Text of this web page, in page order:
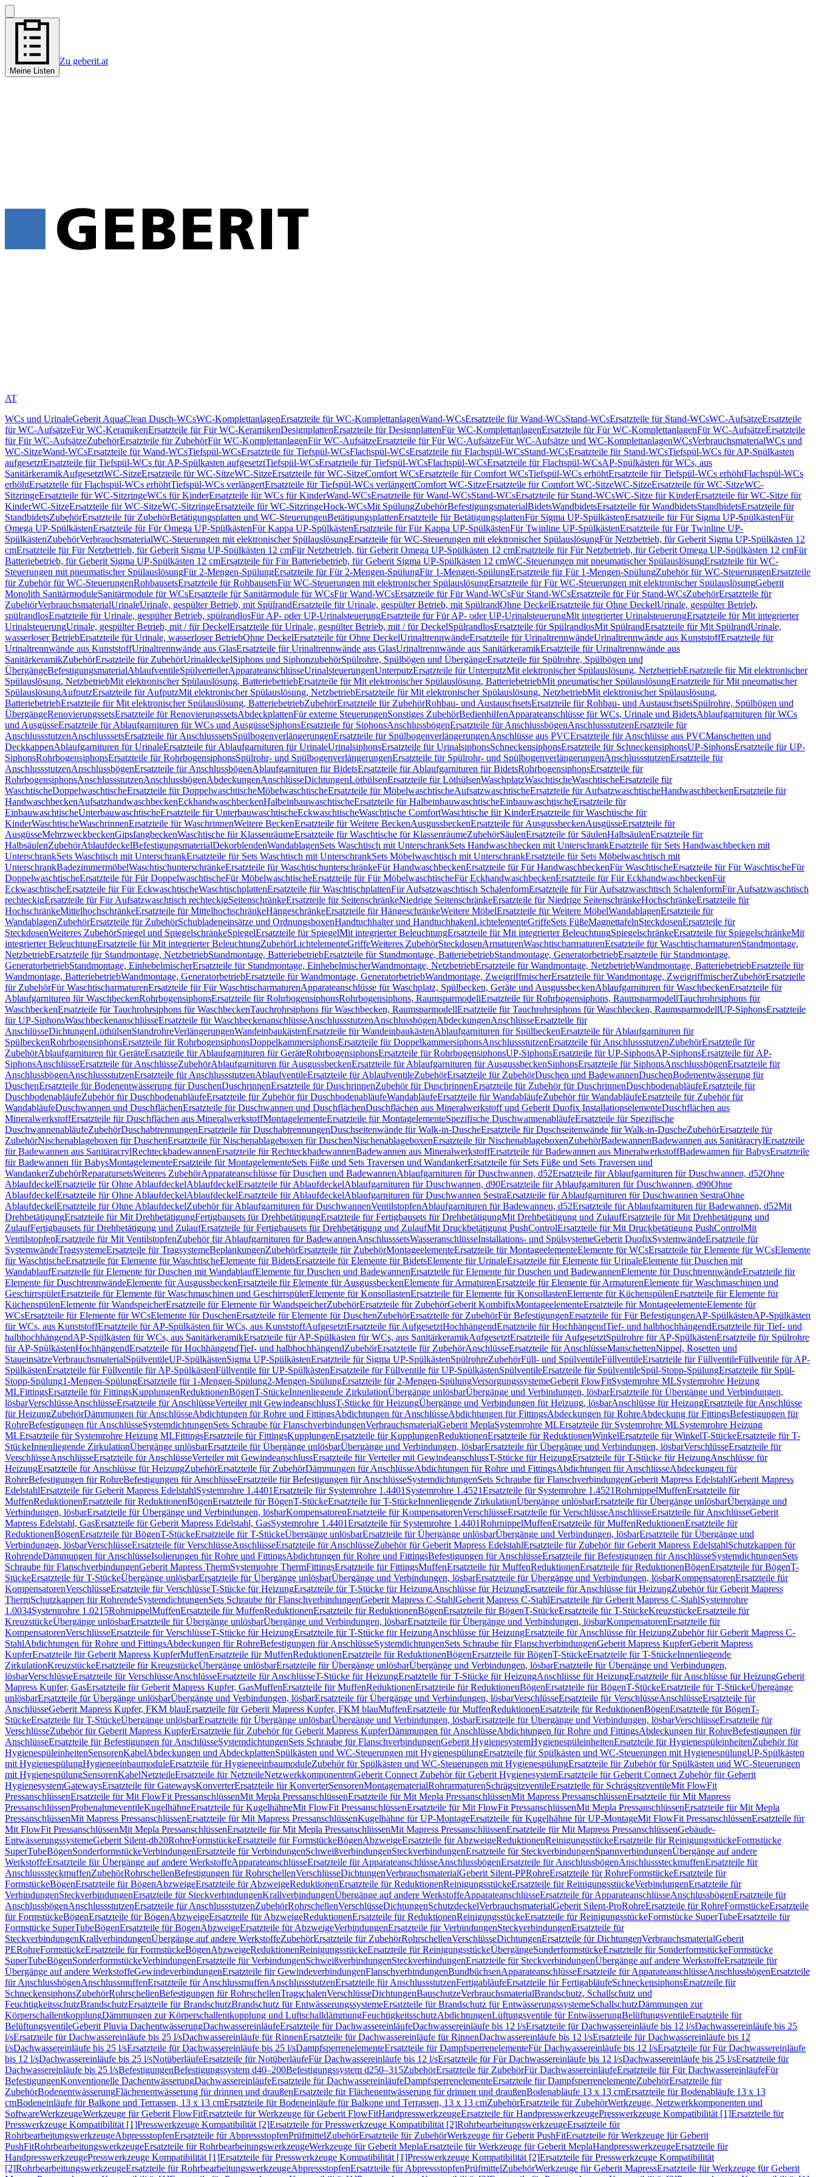
Meine Listen
Zu geberit.at
AT
WCs und UrinaleGeberit AquaClean Dusch-WCsWC-KomplettanlagenErsatzteile für WC-KomplettanlagenWand-WCsErsatzteile für Wand-WCsStand-WCsErsatzteile für Stand-WCsWC-AufsätzeErsatzteile
für WC-AufsätzeFür WC-KeramikenErsatzteile für Für WC-KeramikenDesignplattenErsatzteile für DesignplattenFür WC-KomplettanlagenErsatzteile für Für WC-KomplettanlagenFür WC-AufsätzeErsatzteile
für Für WC-AufsätzeZubehörErsatzteile für ZubehörFür WC-KomplettanlagenFür WC-AufsätzeErsatzteile für Für WC-AufsätzeFür WC-Aufsätze und WC-KomplettanlagenWCsVerbrauchsmaterialWCs und
WC-SitzeWand-WCsErsatzteile für Wand-WCsTiefspül-WCsErsatzteile für Tiefspül-WCsFlachspül-WCsErsatzteile für Flachspül-WCsStand-WCsErsatzteile für Stand-WCsTiefspül-WCs für AP-Spülkasten
aufgesetztErsatzteile für Tiefspül-WCs für AP-Spülkasten aufgesetztTiefspül-WCsErsatzteile für Tiefspül-WCsFlachspül-WCsErsatzteile für Flachspül-WCsAP-Spülkästen für WCs, aus
SanitärkeramikAufgesetztWC-SitzeErsatzteile für WC-SitzeWC-SitzeErsatzteile für WC-SitzeComfort WCsErsatzteile für Comfort WCsTiefspül-WCs erhöhtErsatzteile für Tiefspül-WCs erhöhtFlachspül-WCs
erhöhtErsatzteile für Flachspül-WCs erhöhtTiefspül-WCs verlängertErsatzteile für Tiefspül-WCs verlängertComfort WC-SitzeErsatzteile für Comfort WC-SitzeWC-SitzeErsatzteile für WC-SitzeWC-
SitzringeErsatzteile für WC-SitzringeWCs für KinderErsatzteile für WCs für KinderWand-WCsErsatzteile für Wand-WCsStand-WCsErsatzteile für Stand-WCsWC-Sitze für KinderErsatzteile für WC-Sitze für
KinderWC-SitzeErsatzteile für WC-SitzeWC-SitzringeErsatzteile für WC-SitzringeHock-WCsMit SpülungZubehörBefestigungsmaterialBidetsWandbidetsErsatzteile für WandbidetsStandbidetsErsatzteile für
StandbidetsZubehörErsatzteile für ZubehörBetätigungsplatten und WC-SteuerungenBetätigungsplattenErsatzteile für BetätigungsplattenFür Sigma UP-SpülkästenErsatzteile für Für Sigma UP-SpülkästenFür
Omega UP-SpülkästenErsatzteile für Für Omega UP-SpülkästenFür Kappa UP-SpülkästenErsatzteile für Für Kappa UP-SpülkästenFür Twinline UP-SpülkästenErsatzteile für Für Twinline UP-
SpülkästenZubehörVerbrauchsmaterialWC-Steuerungen mit elektronischer SpülauslösungErsatzteile für WC-Steuerungen mit elektronischer SpülauslösungFür Netzbetrieb, für Geberit Sigma UP-Spülkästen 12
cmErsatzteile für Für Netzbetrieb, für Geberit Sigma UP-Spülkästen 12 cmFür Netzbetrieb, für Geberit Omega UP-Spülkästen 12 cmErsatzteile für Für Netzbetrieb, für Geberit Omega UP-Spülkästen 12 cmFür
Batteriebetrieb, für Geberit Sigma UP-Spülkästen 12 cmErsatzteile für Für Batteriebetrieb, für Geberit Sigma UP-Spülkästen 12 cmWC-Steuerungen mit pneumatischer SpülauslösungErsatzteile für WC-
Steuerungen mit pneumatischer SpülauslösungFür 2-Mengen-SpülungErsatzteile für Für 2-Mengen-SpülungFür 1-Mengen-SpülungErsatzteile für Für 1-Mengen-SpülungZubehör für WC-SteuerungenErsatzteile
für Zubehör für WC-SteuerungenRohbausetsErsatzteile für RohbausetsFür WC-Steuerungen mit elektronischer SpülauslösungErsatzteile für Für WC-Steuerungen mit elektronischer SpülauslösungGeberit
Monolith SanitärmoduleSanitärmodule für WCsErsatzteile für Sanitärmodule für WCsFür Wand-WCsErsatzteile für Für Wand-WCsFür Stand-WCsErsatzteile für Für Stand-WCsZubehörErsatzteile für
ZubehörVerbrauchsmaterialUrinaleUrinale, gespülter Betrieb, mit SpülrandErsatzteile für Urinale, gespülter Betrieb, mit SpülrandOhne DeckelErsatzteile für Ohne DeckelUrinale, gespülter Betrieb,
spülrandlosErsatzteile für Urinale, gespülter Betrieb, spülrandlosFür AP- oder UP-UrinalsteuerungErsatzteile für Für AP- oder UP-UrinalsteuerungMit integrierter UrinalsteuerungErsatzteile für Mit integrierter
UrinalsteuerungUrinale, gespülter Betrieb, mit / für DeckelErsatzteile für Urinale, gespülter Betrieb, mit / für DeckelSpülrandlosErsatzteile für SpülrandlosMit SpülrandErsatzteile für Mit SpülrandUrinale,
wasserloser BetriebErsatzteile für Urinale, wasserloser BetriebOhne DeckelErsatzteile für Ohne DeckelUrinaltrennwändeErsatzteile für UrinaltrennwändeUrinaltrennwände aus KunststoffErsatzteile für
Urinaltrennwände aus KunststoffUrinaltrennwände aus GlasErsatzteile für Urinaltrennwände aus GlasUrinaltrennwände aus SanitärkeramikErsatzteile für Urinaltrennwände aus
SanitärkeramikZubehörErsatzteile für ZubehörUrinaldeckelSiphons und SiphonzubehörSpülrohre, Spülbögen und ÜbergängeErsatzteile für Spülrohre, Spülbögen und
ÜbergängeBefestigungsmaterialAblaufventileSpülverteilerApparateanschlüsseUrinalsteuerungenUnterputzErsatzteile für UnterputzMit elektronischer Spülauslösung, NetzbetriebErsatzteile für Mit elektronischer
Spülauslösung, NetzbetriebMit elektronischer Spülauslösung, BatteriebetriebErsatzteile für Mit elektronischer Spülauslösung, BatteriebetriebMit pneumatischer SpülauslösungErsatzteile für Mit pneumatischer
SpülauslösungAufputzErsatzteile für AufputzMit elektronischer Spülauslösung, NetzbetriebErsatzteile für Mit elektronischer Spülauslösung, NetzbetriebMit elektronischer Spülauslösung,
BatteriebetriebErsatzteile für Mit elektronischer Spülauslösung, BatteriebetriebZubehörErsatzteile für ZubehörRohbau- und AustauschsetsErsatzteile für Rohbau- und AustauschsetsSpülrohre, Spülbögen und
ÜbergängeRenovierungssetsErsatzteile für RenovierungssetsAbdeckplattenFür externe SteuerungenSonstiges ZubehörBedienhilfenApparateanschlüsse für WCs, Urinale und BidetsAblaufgarnituren für WCs
und AusgüsseErsatzteile für Ablaufgarnituren für WCs und AusgüsseSiphonsErsatzteile für SiphonsAnschlussbögenErsatzteile für AnschlussbögenAnschlussstutzenErsatzteile für
AnschlussstutzenAnschlusssetsErsatzteile für AnschlusssetsSpülbogenverlängerungenErsatzteile für SpülbogenverlängerungenAnschlüsse aus PVCErsatzteile für Anschlüsse aus PVCManschetten und
DeckkappenAblaufgarnituren für UrinaleErsatzteile für Ablaufgarnituren für UrinaleUrinalsiphonsErsatzteile für UrinalsiphonsSchneckensiphonsErsatzteile für SchneckensiphonsUP-SiphonsErsatzteile für UP-
SiphonsRohrbogensiphonsErsatzteile für RohrbogensiphonsSpülrohr- und SpülbogenverlängerungenErsatzteile für Spülrohr- und SpülbogenverlängerungenAnschlussstutzenErsatzteile für
AnschlussstutzenAnschlussbögenErsatzteile für AnschlussbögenAblaufgarnituren für BidetsErsatzteile für Ablaufgarnituren für BidetsRohrbogensiphonsErsatzteile für
RohrbogensiphonsAnschlussstutzenAnschlussbögenAbdeckungenAnschlüsseDichtungenLöthülsenErsatzteile für LöthülsenWaschplatzWaschtischeWaschtischeErsatzteile für
WaschtischeDoppelwaschtischeErsatzteile für DoppelwaschtischeMöbelwaschtischeErsatzteile für MöbelwaschtischeAufsatzwaschtischeErsatzteile für AufsatzwaschtischeHandwaschbeckenErsatzteile für
HandwaschbeckenAufsatzhandwaschbeckenEckhandwaschbeckenHalbeinbauwaschtischeErsatzteile für HalbeinbauwaschtischeEinbauwaschtischeErsatzteile für
EinbauwaschtischeUnterbauwaschtischeErsatzteile für UnterbauwaschtischeEckwaschtischeWaschtische ComfortWaschtische für KinderErsatzteile für Waschtische für
KinderWaschtischeWaschrinnenErsatzteile für WaschrinnenWeitere BeckenErsatzteile für Weitere BeckenAusgussbeckenErsatzteile für AusgussbeckenAusgüsseErsatzteile für
AusgüsseMehrzweckbeckenGipsfangbeckenWaschtische für KlassenräumeErsatzteile für Waschtische für KlassenräumeZubehörSäulenErsatzteile für SäulenHalbsäulenErsatzteile für
HalbsäulenZubehörAblaufdeckelBefestigungsmaterialDekorblendenWandablagenSets Waschtisch mit UnterschrankSets Handwaschbecken mit UnterschrankErsatzteile für Sets Handwaschbecken mit
UnterschrankSets Waschtisch mit UnterschrankErsatzteile für Sets Waschtisch mit UnterschrankSets Möbelwaschtisch mit UnterschrankErsatzteile für Sets Möbelwaschtisch mit
UnterschrankBadezimmermöbelWaschtischunterschränkeErsatzteile für WaschtischunterschränkeFür HandwaschbeckenErsatzteile für Für HandwaschbeckenFür WaschtischeErsatzteile für Für WaschtischeFür
DoppelwaschtischeErsatzteile für Für DoppelwaschtischeFür MöbelwaschtischeErsatzteile für Für MöbelwaschtischeFür EckhandwaschbeckenErsatzteile für Für EckhandwaschbeckenFür
EckwaschtischeErsatzteile für Für EckwaschtischeWaschtischplattenErsatzteile für WaschtischplattenFür Aufsatzwaschtisch SchalenformErsatzteile für Für Aufsatzwaschtisch SchalenformFür Aufsatzwaschtisch
rechteckigErsatzteile für Für Aufsatzwaschtisch rechteckigSeitenschränkeErsatzteile für SeitenschränkeNiedrige SeitenschränkeErsatzteile für Niedrige SeitenschränkeHochschränkeErsatzteile für
HochschränkeMittelhochschränkeErsatzteile für MittelhochschränkeHängeschränkeErsatzteile für HängeschränkeWeitere MöbelErsatzteile für Weitere MöbelWandablagenErsatzteile für
WandablagenZubehörErsatzteile für ZubehörSchubladeneinsätze und OrdnungsboxenHandtuchhalter und HandtuchhakenLichtelementeGriffeSets FüßeMagnettafelnSteckdosenErsatzteile für
SteckdosenWeiteres ZubehörSpiegel und SpiegelschränkeSpiegelErsatzteile für SpiegelMit integrierter BeleuchtungErsatzteile für Mit integrierter BeleuchtungSpiegelschränkeErsatzteile für SpiegelschränkeMit
integrierter BeleuchtungErsatzteile für Mit integrierter BeleuchtungZubehörLichtelementeGriffeWeiteres ZubehörSteckdosenArmaturenWaschtischarmaturenErsatzteile für WaschtischarmaturenStandmontage,
NetzbetriebErsatzteile für Standmontage, NetzbetriebStandmontage, BatteriebetriebErsatzteile für Standmontage, BatteriebetriebStandmontage, GeneratorbetriebErsatzteile für Standmontage,
GeneratorbetriebStandmontage, EinhebelmischerErsatzteile für Standmontage, EinhebelmischerWandmontage, NetzbetriebErsatzteile für Wandmontage, NetzbetriebWandmontage, BatteriebetriebErsatzteile für
Wandmontage, BatteriebetriebWandmontage, GeneratorbetriebErsatzteile für Wandmontage, GeneratorbetriebWandmontage, ZweigriffmischerErsatzteile für Wandmontage, ZweigriffmischerZubehörErsatzteile
für ZubehörFür WaschtischarmaturenErsatzteile für Für WaschtischarmaturenApparateanschlüsse für Waschplatz, Spülbecken, Geräte und AusgussbeckenAblaufgarnituren für WaschbeckenErsatzteile für
Ablaufgarnituren für WaschbeckenRohrbogensiphonsErsatzteile für RohrbogensiphonsRohrbogensiphons, RaumsparmodellErsatzteile für Rohrbogensiphons, RaumsparmodellTauchrohrsiphons für
WaschbeckenErsatzteile für Tauchrohrsiphons für WaschbeckenTauchrohrsiphons für Waschbecken, RaumsparmodellErsatzteile für Tauchrohrsiphons für Waschbecken, RaumsparmodellUP-SiphonsErsatzteile
für UP-SiphonsWaschbeckenanschlüsseErsatzteile für WaschbeckenanschlüsseAnschlussstutzenAnschlussbögenAbdeckungenAnschlüsseErsatzteile für
AnschlüsseDichtungenLöthülsenStandrohreVerlängerungenWandeinbaukästenErsatzteile für WandeinbaukästenAblaufgarnituren für SpülbeckenErsatzteile für Ablaufgarnituren für
SpülbeckenRohrbogensiphonsErsatzteile für RohrbogensiphonsDoppelkammersiphonsErsatzteile für DoppelkammersiphonsAnschlussstutzenErsatzteile für AnschlussstutzenZubehörErsatzteile für
ZubehörAblaufgarnituren für GeräteErsatzteile für Ablaufgarnituren für GeräteRohrbogensiphonsErsatzteile für RohrbogensiphonsUP-SiphonsErsatzteile für UP-SiphonsAP-SiphonsErsatzteile für AP-
SiphonsAnschlüsseErsatzteile für AnschlüsseZubehörAblaufgarnituren für AusgussbeckenErsatzteile für Ablaufgarnituren für AusgussbeckenSiphonsErsatzteile für SiphonsAnschlussbögenErsatzteile für
AnschlussbögenAnschlussstutzenErsatzteile für AnschlussstutzenAblaufventileErsatzteile für AblaufventileZubehörErsatzteile für ZubehörDuschen und BadewannenDuschenBodenentwässerung für
DuschenErsatzteile für Bodenentwässerung für DuschenDuschrinnenErsatzteile für DuschrinnenZubehör für DuschrinnenErsatzteile für Zubehör für DuschrinnenDuschbodenabläufeErsatzteile für
DuschbodenabläufeZubehör für DuschbodenabläufeErsatzteile für Zubehör für DuschbodenabläufeWandabläufeErsatzteile für WandabläufeZubehör für WandabläufeErsatzteile für Zubehör für
WandabläufeDuschwannen und DuschflächenErsatzteile für Duschwannen und DuschflächenDuschflächen aus Mineralwerkstoff und Geberit Duofix InstallationselementeDuschflächen aus
MineralwerkstoffErsatzteile für Duschflächen aus MineralwerkstoffMontagelementeErsatzteile für MontagelementeSpezifische DuschwannenabläufeErsatzteile für Spezifische
DuschwannenabläufeZubehörDuschabtrennungenErsatzteile für DuschabtrennungenDuschseitenwände für Walk-in-DuscheErsatzteile für Duschseitenwände für Walk-in-DuscheZubehörErsatzteile für
ZubehörNischenablageboxen für DuschenErsatzteile für Nischenablageboxen für DuschenNischenablageboxenErsatzteile für NischenablageboxenZubehörBadewannenBadewannen aus SanitäracrylErsatzteile
für Badewannen aus SanitäracrylRechteckbadewannenErsatzteile für RechteckbadewannenBadewannen aus MineralwerkstoffErsatzteile für Badewannen aus MineralwerkstoffBadewannen für BabysErsatzteile
für Badewannen für BabysMontagelementeErsatzteile für MontagelementeSets Füße und Sets Traversen und WandankerErsatzteile für Sets Füße und Sets Traversen und
WandankerZubehörReparatursetsWeiteres ZubehörApparateanschlüsse für Duschen und BadewannenAblaufgarnituren für Duschwannen, d52Ersatzteile für Ablaufgarnituren für Duschwannen, d52Ohne
AblaufdeckelErsatzteile für Ohne AblaufdeckelAblaufdeckelErsatzteile für AblaufdeckelAblaufgarnituren für Duschwannen, d90Ersatzteile für Ablaufgarnituren für Duschwannen, d90Ohne
AblaufdeckelErsatzteile für Ohne AblaufdeckelAblaufdeckelErsatzteile für AblaufdeckelAblaufgarnituren für Duschwannen SestraErsatzteile für Ablaufgarnituren für Duschwannen SestraOhne
AblaufdeckelErsatzteile für Ohne AblaufdeckelZubehör für Ablaufgarnituren für DuschwannenVentilstopfenAblaufgarnituren für Badewannen, d52Ersatzteile für Ablaufgarnituren für Badewannen, d52Mit
DrehbetätigungErsatzteile für Mit DrehbetätigungFertigbausets für DrehbetätigungErsatzteile für Fertigbausets für DrehbetätigungMit Drehbetätigung und ZulaufErsatzteile für Mit Drehbetätigung und
ZulaufFertigbausets für Drehbetätigung und ZulaufErsatzteile für Fertigbausets für Drehbetätigung und ZulaufMit Druckbetätigung PushControlErsatzteile für Mit Druckbetätigung PushControlMit
VentilstopfenErsatzteile für Mit VentilstopfenZubehör für Ablaufgarnituren für BadewannenAnschlusssetsWasseranschlüsseInstallations- und SpülsystemeGeberit DuofixSystemwändeErsatzteile für
SystemwändeTragsystemeErsatzteile für TragsystemeBeplankungenZubehörErsatzteile für ZubehörMontageelementeErsatzteile für MontageelementeElemente für WCsErsatzteile für Elemente für WCsElemente
für WaschtischeErsatzteile für Elemente für WaschtischeElemente für BidetsErsatzteile für Elemente für BidetsElemente für UrinaleErsatzteile für Elemente für UrinaleElemente für Duschen mit
WandablaufErsatzteile für Elemente für Duschen mit WandablaufElemente für Duschen und BadewannenErsatzteile für Elemente für Duschen und BadewannenElemente für DuschtrennwändeErsatzteile für
Elemente für DuschtrennwändeElemente für AusgussbeckenErsatzteile für Elemente für AusgussbeckenElemente für ArmaturenErsatzteile für Elemente für ArmaturenElemente für Waschmaschinen und
GeschirrspülerErsatzteile für Elemente für Waschmaschinen und GeschirrspülerElemente für KonsollastenErsatzteile für Elemente für KonsollastenElemente für KüchenspülenErsatzteile für Elemente für
KüchenspülenElemente für WandspeicherErsatzteile für Elemente für WandspeicherZubehörErsatzteile für ZubehörGeberit KombifixMontageelementeErsatzteile für MontageelementeElemente für
WCsErsatzteile für Elemente für WCsElemente für DuschenErsatzteile für Elemente für DuschenZubehörErsatzteile für ZubehörFür BefestigungenErsatzteile für Für BefestigungenAP-SpülkästenAP-Spülkästen
für WCs, aus KunststoffErsatzteile für AP-Spülkästen für WCs, aus KunststoffAufgesetztErsatzteile für AufgesetztHochhängendErsatzteile für HochhängendTief- und halbhochhängendErsatzteile für Tief- und
halbhochhängendAP-Spülkästen für WCs, aus SanitärkeramikErsatzteile für AP-Spülkästen für WCs, aus SanitärkeramikAufgesetztErsatzteile für AufgesetztSpülrohre für AP-SpülkästenErsatzteile für Spülrohre
für AP-SpülkästenHochhängendErsatzteile für HochhängendTief- und halbhochhängendZubehörErsatzteile für ZubehörAnschlüsseErsatzteile für AnschlüsseManschettenNippel, Rosetten und
StaueinsätzeVerbrauchsmaterialSpülventileUP-SpülkästenSigma UP-SpülkästenErsatzteile für Sigma UP-SpülkästenSpülrohreZubehörFüll- und SpülventileFüllventileErsatzteile für FüllventileFüllventile für AP-
SpülkästenErsatzteile für Füllventile für AP-SpülkästenFüllventile für UP-SpülkästenErsatzteile für Füllventile für UP-SpülkästenSpülventileErsatzteile für SpülventileSpül-Stopp-SpülungErsatzteile für Spül-
Stopp-Spülung1-Mengen-SpülungErsatzteile für 1-Mengen-Spülung2-Mengen-SpülungErsatzteile für 2-Mengen-SpülungVersorgungssystemeGeberit FlowFitSystemrohre MLSystemrohre Heizung
MLFittingsErsatzteile für FittingsKupplungenReduktionenBögenT-StückeInnenliegende ZirkulationÜbergänge unlösbarÜbergänge und Verbindungen, lösbarErsatzteile für Übergänge und Verbindungen,
lösbarVerschlüsseAnschlüsseErsatzteile für AnschlüsseVerteiler mit GewindeanschlussT-Stücke für HeizungÜbergänge und Verbindungen für Heizung, lösbarAnschlüsse für HeizungErsatzteile für Anschlüsse
für HeizungZubehörDämmungen für AnschlüsseAbdichtungen für Rohre und FittingsAbdichtungen für AnschlüsseAbdichtungen für FittingsAbdeckungen für RohreAbdeckung für FittingsBefestigungen für
RohreBefestigungen für AnschlüsseSystemdichtungenSets Schraube für FlanschverbindungenVerbrauchsmaterialGeberit MeplaSystemrohre MLErsatzteile für Systemrohre MLSystemrohre Heizung
MLErsatzteile für Systemrohre Heizung MLFittingsErsatzteile für FittingsKupplungenErsatzteile für KupplungenReduktionenErsatzteile für ReduktionenWinkelErsatzteile für WinkelT-StückeErsatzteile für T-
StückeInnenliegende ZirkulationÜbergänge unlösbarErsatzteile für Übergänge unlösbarÜbergänge und Verbindungen, lösbarErsatzteile für Übergänge und Verbindungen, lösbarVerschlüsseErsatzteile für
VerschlüsseAnschlüsseErsatzteile für AnschlüsseVerteiler mit GewindeanschlussErsatzteile für Verteiler mit GewindeanschlussT-Stücke für HeizungErsatzteile für T-Stücke für HeizungAnschlüsse für
HeizungErsatzteile für Anschlüsse für HeizungZubehörErsatzteile für ZubehörDämmungen für AnschlüsseAbdichtungen für Rohre und FittingsAbdichtungen für AnschlüsseAbdeckungen für
RohreBefestigungen für RohreBefestigungen für AnschlüsseErsatzteile für Befestigungen für AnschlüsseSystemdichtungenSets Schraube für FlanschverbindungenGeberit Mapress EdelstahlGeberit Mapress
EdelstahlErsatzteile für Geberit Mapress EdelstahlSystemrohre 1.4401Ersatzteile für Systemrohre 1.4401 Systemrohre 1.4521Ersatzteile für Systemrohre 1.4521RohrnippelMuffenErsatzteile für
MuffenReduktionenErsatzteile für ReduktionenBögenErsatzteile für BögenT-StückeErsatzteile für T-StückeInnenliegende ZirkulationÜbergänge unlösbarErsatzteile für Übergänge unlösbarÜbergänge und
Verbindungen, lösbarErsatzteile für Übergänge und Verbindungen, lösbarKompensatorenErsatzteile für KompensatorenVerschlüsseErsatzteile für VerschlüsseAnschlüsseErsatzteile für AnschlüsseGeberit
Mapress Edelstahl, GasErsatzteile für Geberit Mapress Edelstahl, GasSystemrohre 1.4401Ersatzteile für Systemrohre 1.4401RohrnippelMuffenErsatzteile für MuffenReduktionenErsatzteile für
ReduktionenBögenErsatzteile für BögenT-StückeErsatzteile für T-StückeÜbergänge unlösbarErsatzteile für Übergänge unlösbarÜbergänge und Verbindungen, lösbarErsatzteile für Übergänge und
Verbindungen, lösbarVerschlüsseErsatzteile für VerschlüsseAnschlüsseErsatzteile für AnschlüsseZubehör für Geberit Mapress EdelstahlErsatzteile für Zubehör für Geberit Mapress EdelstahlSchutzkappen für
RohrendeDämmungen für AnschlüsseIsolierungen für Rohre und FittingsAbdichtungen für Rohre und FittingsBefestigungen für AnschlüsseErsatzteile für Befestigungen für AnschlüsseSystemdichtungenSets
Schraube für FlanschverbindungenGeberit Mapress ThermSystemrohre ThermFittingsErsatzteile für FittingsMuffenErsatzteile für MuffenReduktionenErsatzteile für ReduktionenBögenErsatzteile für BögenT-
StückeErsatzteile für T-StückeÜbergänge unlösbarErsatzteile für Übergänge unlösbarÜbergänge und Verbindungen, lösbarErsatzteile für Übergänge und Verbindungen, lösbarKompensatorenErsatzteile für
KompensatorenVerschlüsseErsatzteile für VerschlüsseT-Stücke für HeizungErsatzteile für T-Stücke für HeizungAnschlüsse für HeizungErsatzteile für Anschlüsse für HeizungZubehör für Geberit Mapress
ThermSchutzkappen für RohrendeSystemdichtungenSets Schraube für FlanschverbindungenGeberit Mapress C-StahlGeberit Mapress C-StahlErsatzteile für Geberit Mapress C-StahlSystemrohre
1.0034Systemrohre 1.0215RohrnippelMuffenErsatzteile für MuffenReduktionenErsatzteile für ReduktionenBögenErsatzteile für BögenT-StückeErsatzteile für T-StückeKreuzstückeErsatzteile für
KreuzstückeÜbergänge unlösbarErsatzteile für Übergänge unlösbarÜbergänge und Verbindungen, lösbarErsatzteile für Übergänge und Verbindungen, lösbarKompensatorenErsatzteile für
KompensatorenVerschlüsseErsatzteile für VerschlüsseT-Stücke für HeizungErsatzteile für T-Stücke für HeizungAnschlüsse für HeizungErsatzteile für Anschlüsse für HeizungZubehör für Geberit Mapress C-
StahlAbdichtungen für Rohre und FittingsAbdeckungen für RohreBefestigungen für AnschlüsseSystemdichtungenSets Schraube für FlanschverbindungenGeberit Mapress KupferGeberit Mapress
KupferErsatzteile für Geberit Mapress KupferMuffenErsatzteile für MuffenReduktionenErsatzteile für ReduktionenBögenErsatzteile für BögenT-StückeErsatzteile für T-StückeInnenliegende
ZirkulationKreuzstückeErsatzteile für KreuzstückeÜbergänge unlösbarErsatzteile für Übergänge unlösbarÜbergänge und Verbindungen, lösbarErsatzteile für Übergänge und Verbindungen,
lösbarVerschlüsseErsatzteile für VerschlüsseAnschlüsseErsatzteile für AnschlüsseT-Stücke für HeizungErsatzteile für T-Stücke für HeizungAnschlüsse für HeizungErsatzteile für Anschlüsse für HeizungGeberit
Mapress Kupfer, GasErsatzteile für Geberit Mapress Kupfer, GasMuffenErsatzteile für MuffenReduktionenErsatzteile für ReduktionenBögenErsatzteile für BögenT-StückeErsatzteile für T-StückeÜbergänge
unlösbarErsatzteile für Übergänge unlösbarÜbergänge und Verbindungen, lösbarErsatzteile für Übergänge und Verbindungen, lösbarVerschlüsseErsatzteile für VerschlüsseAnschlüsseErsatzteile für
AnschlüsseGeberit Mapress Kupfer, FKM blauErsatzteile für Geberit Mapress Kupfer, FKM blauMuffenErsatzteile für MuffenReduktionenErsatzteile für ReduktionenBögenErsatzteile für BögenT-
StückeErsatzteile für T-StückeÜbergänge unlösbarErsatzteile für Übergänge unlösbarÜbergänge und Verbindungen, lösbarErsatzteile für Übergänge und Verbindungen, lösbarVerschlüsseErsatzteile für
VerschlüsseZubehör für Geberit Mapress KupferErsatzteile für Zubehör für Geberit Mapress KupferDämmungen für AnschlüsseAbdichtungen für Rohre und FittingsAbdeckungen für RohreBefestigungen für
AnschlüsseErsatzteile für Befestigungen für AnschlüsseSystemdichtungenSets Schraube für FlanschverbindungenGeberit HygienesystemHygienespüleinheitenErsatzteile für HygienespüleinheitenZubehör für
HygienespüleinheitenSensorenKabelAbdeckungen und AbdeckplattenSpülkästen und WC-Steuerungen mit HygienespülungErsatzteile für Spülkästen und WC-Steuerungen mit HygienespülungUP-Spülkästen
mit HygienespülungHygieneeinbaumoduleErsatzteile für HygieneeinbaumoduleZubehör für Spülkästen und WC-Steuerungen mit HygienespülungErsatzteile für Zubehör für Spülkästen und WC-Steuerungen
mit HygienespülungSensorenKabelNetzteileErsatzteile für NetzteileNetzwerkkomponentenGeberit Connect Zubehör für Geberit HygienesystemErsatzteile für Geberit Connect Zubehör für Geberit
HygienesystemGatewaysErsatzteile für GatewaysKonverterErsatzteile für KonverterSensorenMontagematerialRohrarmaturenSchrägsitzventileErsatzteile für SchrägsitzventileMit FlowFit
PressanschlüssenErsatzteile für Mit FlowFit PressanschlüssenMit Mepla PressanschlüssenErsatzteile für Mit Mepla PressanschlüssenMit Mapress PressanschlüssenErsatzteile für Mit Mapress
PressanschlüssenProbenahmeventileKugelhähneErsatzteile für KugelhähneMit FlowFit PressanschlüssenErsatzteile für Mit FlowFit PressanschlüssenMit Mepla PressanschlüssenErsatzteile für Mit Mepla
PressanschlüssenMit Mapress PressanschlüssenErsatzteile für Mit Mapress PressanschlüssenKugelhähne für UP-MontageErsatzteile für Kugelhähne für UP-MontageMit FlowFit PressanschlüssenErsatzteile für
Mit FlowFit PressanschlüssenMit Mepla PressanschlüssenErsatzteile für Mit Mepla PressanschlüssenMit Mapress PressanschlüssenErsatzteile für Mit Mapress PressanschlüssenGebäude-
EntwässerungssystemeGeberit Silent-db20RohreFormstückeErsatzteile für FormstückeBögenAbzweigeErsatzteile für AbzweigeReduktionenReinigungsstückeErsatzteile für ReinigungsstückeFormstücke
SuperTubeBögenSonderformstückeVerbindungenErsatzteile für VerbindungenSchweißverbindungenSteckverbindungenErsatzteile für SteckverbindungenSpannverbindungenÜbergänge auf andere
WerkstoffeErsatzteile für Übergänge auf andere WerkstoffeApparateanschlüsseErsatzteile für ApparateanschlüsseAnschlussbögenErsatzteile für AnschlussbögenAnschlusssteckmuffenErsatzteile für
AnschlusssteckmuffenZubehörRohrschellenBefestigungen für RohrschellenVerschlüsseDichtungenVerbrauchsmaterialGeberit Silent-PPRohreErsatzteile für RohreFormstückeErsatzteile für
FormstückeBögenErsatzteile für BögenAbzweigeErsatzteile für AbzweigeReduktionenErsatzteile für ReduktionenReinigungsstückeErsatzteile für ReinigungsstückeVerbindungenErsatzteile für
VerbindungenSteckverbindungenErsatzteile für SteckverbindungenKrallverbindungenÜbergänge auf andere WerkstoffeApparateanschlüsseErsatzteile für ApparateanschlüsseAnschlussbögenErsatzteile für
AnschlussbögenAnschlussstutzenErsatzteile für AnschlussstutzenZubehörRohrschellenVerschlüsseDichtungenSchutzdeckelVerbrauchsmaterialGeberit Silent-ProRohreErsatzteile für RohreFormstückeErsatzteile
für FormstückeBögenErsatzteile für BögenAbzweigeErsatzteile für AbzweigeReduktionenErsatzteile für ReduktionenReinigungsstückeErsatzteile für ReinigungsstückeFormstücke SuperTubeErsatzteile für
Formstücke SuperTubeBögenErsatzteile für BögenAbzweigeErsatzteile für AbzweigeVerbindungenErsatzteile für VerbindungenSteckverbindungenErsatzteile für
SteckverbindungenKrallverbindungenÜbergänge auf andere WerkstoffeZubehörErsatzteile für ZubehörRohrschellenVerschlüsseDichtungenErsatzteile für DichtungenVerbrauchsmaterialGeberit
PERohreFormstückeErsatzteile für FormstückeBögenAbzweigeReduktionenReinigungsstückeErsatzteile für ReinigungsstückeÜbergängeSonderformstückeErsatzteile für SonderformstückeFormstücke
SuperTubeBögenSonderformstückeVerbindungenErsatzteile für VerbindungenSchweißverbindungenSteckverbindungenErsatzteile für SteckverbindungenÜbergänge auf andere WerkstoffeErsatzteile für
Übergänge auf andere WerkstoffeGewindeverbindungenErsatzteile für GewindeverbindungenFlanschverbindungenBundbüchsenApparateanschlüsseErsatzteile für ApparateanschlüsseAnschlussbögenErsatzteile
für AnschlussbögenAnschlussmuffenErsatzteile für AnschlussmuffenAnschlussstutzenErsatzteile für AnschlussstutzenFertigabläufeErsatzteile für FertigabläufeSchneckensiphonsErsatzteile für
SchneckensiphonsZubehörRohrschellenBefestigungen für RohrschellenTragschalenVerschlüsseDichtungenBauschutzeVerbrauchsmaterialBrandschutz, Schallschutz und
FeuchtigkeitsschutzBrandschutzErsatzteile für BrandschutzBrandschutz für EntwässerungssystemeErsatzteile für Brandschutz für EntwässerungssystemeSchallschutzDämmungen zur
KörperschallentkopplungDämmungen zur Körperschallentkopplung und LuftschalldämmungFeuchtigkeitsschutzAbdichtungenLüftungsventile für EntwässerungBelüftungsventileErsatzteile für
BelüftungsventileGeberit Pluvia DachentwässerungDachwassereinläufeErsatzteile für DachwassereinläufeDachwassereinläufe bis 12 l/sErsatzteile für Dachwassereinläufe bis 12 l/sDachwassereinläufe bis 25
l/sErsatzteile für Dachwassereinläufe bis 25 l/sDachwassereinläufe für RinnenErsatzteile für Dachwassereinläufe für RinnenDachwassereinläufe bis 12 l/sErsatzteile für Dachwassereinläufe bis 12
l/sDachwassereinläufe bis 25 l/sErsatzteile für Dachwassereinläufe bis 25 l/sDampfsperrenelementeErsatzteile für DampfsperrenelementeFür Dachwassereinläufe bis 12 l/sErsatzteile für Für Dachwassereinläufe
bis 12 l/sDachwassereinläufe bis 25 l/sNotüberläufeErsatzteile für NotüberläufeFür Dachwassereinläufe bis 12 l/sErsatzteile für Für Dachwassereinläufe bis 12 l/sDachwassereinläufe bis 25 l/sErsatzteile für
Dachwassereinläufe bis 25 l/sBefestigungenBefestigungssystem d40–200Befestigungssystem d250–315ZubehörErsatzteile für ZubehörFür DachwassereinläufeErsatzteile für Für DachwassereinläufeFür
BefestigungenKonventionelle DachentwässerungDachwassereinläufeErsatzteile für DachwassereinläufeDampfsperrenelementeErsatzteile für DampfsperrenelementeZubehörErsatzteile für
ZubehörBodenentwässerungFlächenentwässerung für drinnen und draußenErsatzteile für Flächenentwässerung für drinnen und draußenBodenabläufe 13 x 13 cmErsatzteile für Bodenabläufe 13 x 13
cmBodeneinläufe für Balkone und Terrassen, 13 x 13 cmErsatzteile für Bodeneinläufe für Balkone und Terrassen, 13 x 13 cmZubehörErsatzteile für ZubehörWerkzeuge, Netzwerkkomponenten und
SoftwareWerkzeugeWerkzeuge für Geberit FlowFitErsatzteile für Werkzeuge für Geberit FlowFitHandpresswerkzeugeErsatzteile für HandpresswerkzeugePresswerkzeuge Kompatibilität [1]Ersatzteile für
Presswerkzeuge Kompatibilität [1]Presswerkzeuge Kompatibilität [2]Ersatzteile für Presswerkzeuge Kompatibilität [2]RohrbearbeitungswerkzeugeErsatzteile für
RohrbearbeitungswerkzeugeAbpressstopfenErsatzteile für AbpressstopfenPrüfmittelZubehörErsatzteile für ZubehörWerkzeuge für Geberit PushFitErsatzteile für Werkzeuge für Geberit
PushFitRohrbearbeitungswerkzeugeErsatzteile für RohrbearbeitungswerkzeugeWerkzeuge für Geberit MeplaErsatzteile für Werkzeuge für Geberit MeplaHandpresswerkzeugeErsatzteile für
HandpresswerkzeugePresswerkzeuge Kompatibilität [1]Ersatzteile für Presswerkzeuge Kompatibilität [1]Presswerkzeuge Kompatibilität [2]Ersatzteile für Presswerkzeuge Kompatibilität
[2]RohrbearbeitungswerkzeugeErsatzteile für RohrbearbeitungswerkzeugeAbpressstopfenErsatzteile für AbpressstopfenPrüfmittelZubehörWerkzeuge für Geberit MapressErsatzteile für Werkzeuge für Geberit